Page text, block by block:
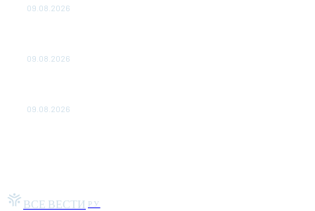
09.08.2026
09.08.2026
09.08.2026
ВСЕ ВЕСТИ РУ